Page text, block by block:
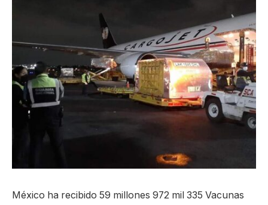
México ha recibido 59 millones 972 mil 335 Vacunas